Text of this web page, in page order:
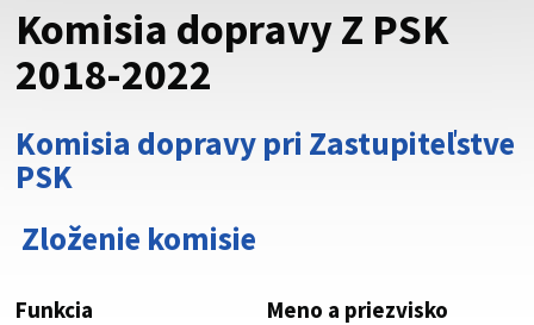
Buďte pozorní a vždy sa uistite, že zdieľate informácie iba
cez zabezpečenú webovú stránku. Zabezpečená stránka
Komisia dopravy Z PSK
2018-2022
Komisia dopravy pri Zastupiteľstve
PSK
Zloženie komisie
Funkcia
Meno a priezvisko